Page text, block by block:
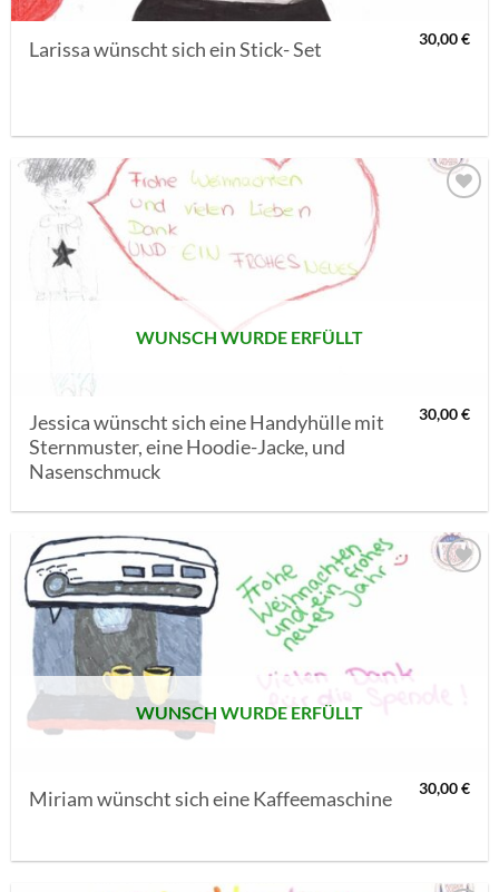
Larissa wünscht sich ein Stick- Set 30,00€
WUNSCH WURDE ERFÜLLT
Jessica wünscht sich eine Handyhülle mit
Sternmuster, eine Hoodie-Jacke, und
Nasenschmuck
30,00€
WUNSCH WURDE ERFÜLLT
Miriam wünscht sich eine Kaffeemaschine 30,00€